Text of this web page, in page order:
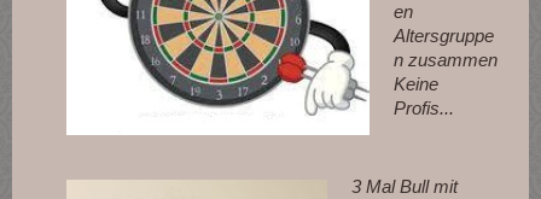
en
Altersgruppe
n zusammen
Keine
Profis...
3 Mal Bull mit